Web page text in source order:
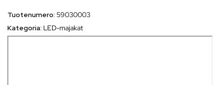
Tuotenumero: 59030003
Kategoria: LED-majakat